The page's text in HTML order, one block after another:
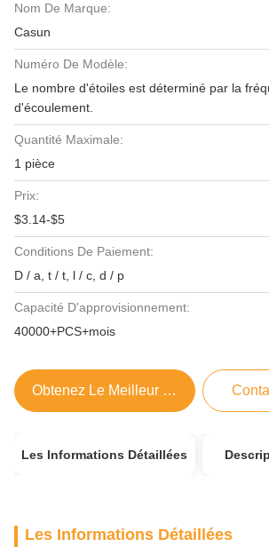
Nom De Marque:
Casun
Numéro De Modèle:
Le nombre d'étoiles est déterminé par la
d'écoulement.
Quantité Maximale:
1 pièce
Prix:
$3.14-$5
Conditions De Paiement:
D / a, t / t, l / c, d / p
Capacité D'approvisionnement:
40000+PCS+mois
Obtenez Le Meilleur Prix
Les Informations Détaillées
Les Informations Détaillées